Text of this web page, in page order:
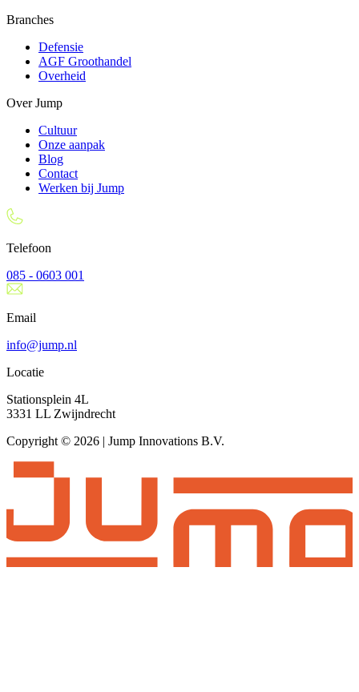
Branches
Defensie
AGF Groothandel
Overheid
Over Jump
Cultuur
Onze aanpak
Blog
Contact
Werken bij Jump
Telefoon
085 - 0603 001
Email
info@jump.nl
Locatie
Stationsplein 4L
3331 LL Zwijndrecht
Copyright © 2026 | Jump Innovations B.V.